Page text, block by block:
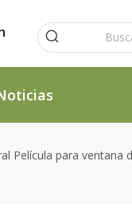
Película para ventana